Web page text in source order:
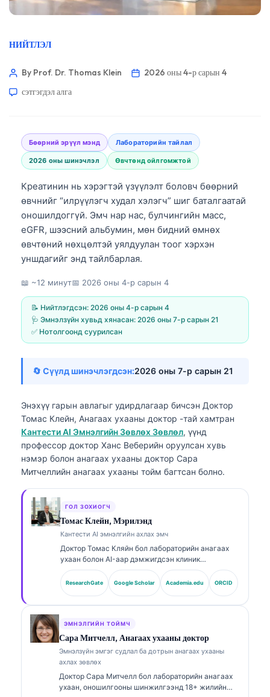
НИЙТЛЭЛ
By Prof. Dr. Thomas Klein
2026 оны 4-р сарын 4
сэтгэгдэл алга
Бөөрний эрүүл мэнд Лабораторийн тайлал
2026 оны шинэчлэл Өвчтөнд ойлгомжтой
Креатинин нь хэрэгтэй үзүүлэлт боловч бөөрний
өвчнийг “илрүүлэгч худал хэлэгч” шиг баталгаатай
оношилдоггүй. Эмч нар нас, булчингийн масс,
eGFR, шээсний альбумин, мөн бидний өмнөх
өвчтөний нөхцөлтэй уялдуулан тоог хэрхэн
уншдагийг энд тайлбарлая.
📖 ~12 минут📅 2026 оны 4-р сарын 4
📝 Нийтлэгдсэн: 2026 оны 4-р сарын 4
🩺 Эмнэлзүйн хувьд хянасан: 2026 оны 7-р сарын 21
✅ Нотолгоонд суурилсан
🔄 Сүүлд шинэчлэгдсэн:2026 оны 7-р сарын 21
Энэхүү гарын авлагыг удирдлагаар бичсэн Доктор
Томас Клейн, Анагаах ухааны доктор -тай хамтран
Кантести AI Эмнэлгийн Зөвлөх Зөвлөл, үүнд
профессор доктор Ханс Веберийн оруулсан хувь
нэмэр болон анагаах ухааны доктор Сара
Митчеллийн анагаах ухааны тойм багтсан болно.
ГОЛ ЗОХИОГЧ
Томас Клейн, Мэрилэнд
Кантести AI эмнэлгийн ахлах эмч
Доктор Томас Кляйн бол лабораторийн анагаах
ухаан болон AI-аар дэмжигдсэн клиник
шинжилгээнд 15 гаруй жилийн туршлагатай,
зөвшөөрөгдсөн (board-certified) клиник
гематологич, дотрын эмч юм. Kantesti AI
эмнэлзүйн үнэн зөв байдлын талаар эмнэлзүйн
хяналтыг хэрэгжүүлдэг. Доктор Кляйн нь
биомаркерын тайлбар болон лабораторийн
оношилгооны чиглэлээр лабораторийн анагаах
ухааны сэдвүүд дээр өргөн хүрээнд хэвлүүлсэн.
ResearchGate Google Scholar Academia.edu ORCID
ЭМНЭЛГИЙН ТОЙМЧ
Сара Митчелл, Анагаах ухааны доктор
Эмнэлзүйн эмгэг судлал ба дотрын анагаах ухааны
ахлах зөвлөх
Доктор Сара Митчелл бол лабораторийн анагаах
ухаан, оношилгооны шинжилгээнд 18+ жилийн